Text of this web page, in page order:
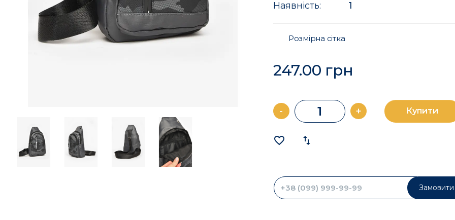
Наявність:
1
Розмірна сітка
247.00 грн
- + Купити
favorite_border import_export
Замовити